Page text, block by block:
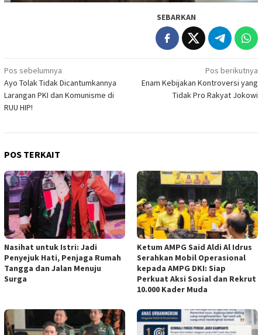
SEBARKAN
Navigasi
pos
Pos sebelumnya
Ayo Tolak Tidak Dicantumkannya
Larangan PKI dan Komunisme di
RUU HIP!
Pos berikutnya
Enam Kebijakan Kontroversi yang
Tidak Pro Rakyat Jokowi
POS TERKAIT
Nasihat untuk Istri: Jadi
Penyejuk Hati, Penjaga Rumah
Tangga dan Jalan Menuju
Surga
Ketum AMPG Said Aldi Al Idrus
Serahkan Mobil Operasional
kepada AMPG DKI: Siap
Perkuat Aksi Sosial dan Rekrut
10.000 Kader Muda